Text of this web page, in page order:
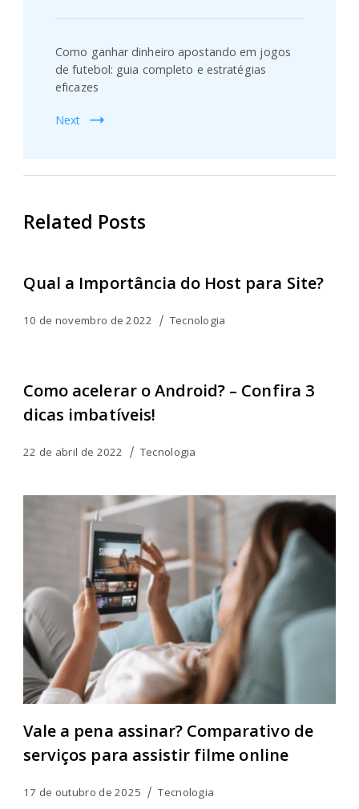
Como ganhar dinheiro apostando em jogos
de futebol: guia completo e estratégias
eficazes
Next
Related Posts
Qual a Importância do Host para Site?
10 de novembro de 2022 Tecnologia
Como acelerar o Android? – Confira 3
dicas imbatíveis!
22 de abril de 2022 Tecnologia
Vale a pena assinar? Comparativo de
serviços para assistir filme online
17 de outubro de 2025 Tecnologia